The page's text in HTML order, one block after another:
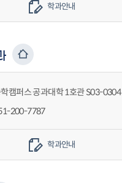
학과안내
캠퍼스 공과대학 1호관 S03-0304
200-7787
학과안내